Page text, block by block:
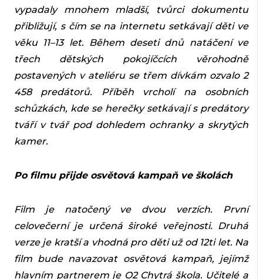
vypadaly mnohem mladší, tvůrci dokumentu
přibližují, s čím se na internetu setkávají děti ve
věku 11–13 let. Během deseti dnů natáčení ve
třech dětských pokojíčcích věrohodně
postavených v ateliéru se třem dívkám ozvalo 2
458 predátorů. Příběh vrcholí na osobních
schůzkách, kde se herečky setkávají s predátory
tváří v tvář pod dohledem ochranky a skrytých
kamer.
Po filmu přijde osvětová kampaň ve školách
Film je natočený ve dvou verzích. První
celovečerní je určená široké veřejnosti. Druhá
verze je kratší a vhodná pro děti už od 12ti let. Na
film bude navazovat osvětová kampaň, jejímž
hlavním partnerem je O2 Chytrá škola. Učitelé a